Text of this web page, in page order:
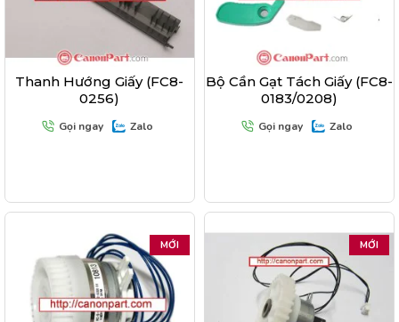
Thanh Hướng Giấy (FC8-
0256)
Gọi ngay Zalo
Bộ Cần Gạt Tách Giấy (FC8-
0183/0208)
Gọi ngay Zalo
MỚI MỚI